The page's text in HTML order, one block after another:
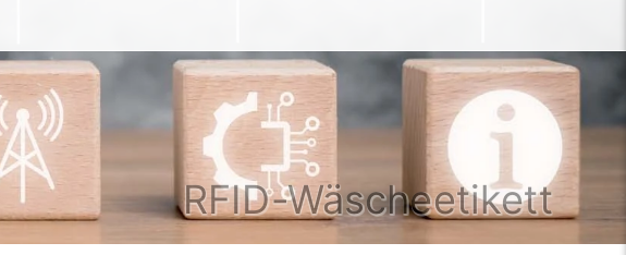
RFID-Wäscheetikett